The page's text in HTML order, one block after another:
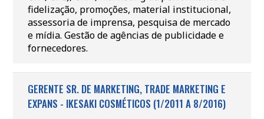
fidelização, promoções, material institucional,
assessoria de imprensa, pesquisa de mercado
e mídia. Gestão de agências de publicidade e
fornecedores.
GERENTE SR. DE MARKETING, TRADE MARKETING E
EXPANS - IKESAKI COSMÉTICOS (1/2011 A 8/2016)